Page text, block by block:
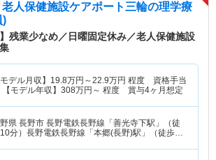
人保健施設ケアポート三輪の理学療
)
残業少なめ／日曜固定休み／老人保健施設
モデル月収】 19.8万円～22.9万円 程度 資格手当
【モデル年収】 308万円～ 程度 賞与4ヶ月想定
県 長野市 長野電鉄長野線「善光寺下駅」（徒
分）長野電鉄長野線「本郷(長野)駅」（徒歩7